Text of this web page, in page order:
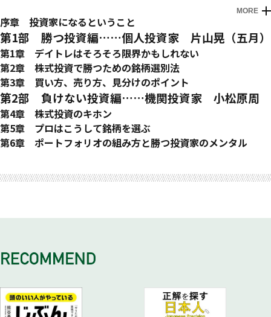
MORE
はじめに 小松原周
序章 投資家になるということ
五月 バイトで貯めた65万円を握りしめて
小松原 行きがかりでなったファンドマネージャー
五月 個人投資家の強みを生かした投資を
小松原 機関投資家の制約
五月 あなたの投資方法は株を始める前から決まっている
小松原 投機家ではなく投資家になろう
第1部 勝つ投資編……個人投資家 片山晃（五月）
第1章 デイトレはそろそろ限界かもしれない
右も左もわからなかったデイトレ時代
デイトレーダーとしての限界
割安株投資に活路を見出す
どんなやり方が向いているかは人それぞれ
かけられる時間と情熱によって取れる手法が決まる
時間も情熱もかけられない人が取るべき手段とは
第2章 株式投資で勝つための銘柄選別法
どんな銘柄に投資するのか
低PERや低PBRで買っても大きなリターンは得られない
投資で最も大事なのは「変化」と「想像力」
事実を知ることによって想像力は養われる
疑問を持つことで投資力が磨かれる
なぜ優勝型株に投資するの
第3章 買い方、売り方、見分けのポイント
投資で利益が得られる3つのパターン
「いつか上がる」ではなく、「いつ上がるか」
ストーリーはなるべくシンプルに
アイデアを多数持つことで塩漬けを回避する
チャンスは積み上げて勝負する
第2部 負けない投資編……機関投資家 小松原周
第4章 株式投資のキホン
マーケットが暴露しても心配ない投資とは？
株価が何からできているかをご存知ですか？
株式とは何でしょう？
投資家になるってどういうこと？
リスクとリターンのバランス感覚
マクロデータは実はあまり重要ではない
第5章 プロはこうして銘柄を選ぶ
メガトレンドを探せ！
投資したくなる会社とは？（社長編）
投資したくなる会社とは？（社員編）
投資アイデアの発見
伸びない会社のサイン
第6章 ポートフォリオの組み方と勝つ投資家のメンタル
エントリーのポイント
1 ドルコスト平均法を用いる
移動時間／一日平均衡表／RSI
リターンを大きくするポートフォリオづくり
勝てる投資家のマインドセット
お金の価値と人生の価値